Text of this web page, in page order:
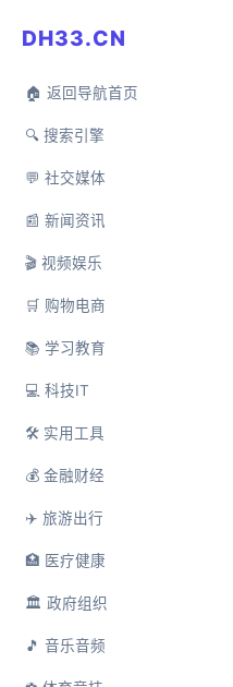
DH33.CN
🏠 返回导航首页
🔍 搜索引擎
💬 社交媒体
📰 新闻资讯
🎬 视频娱乐
🛒 购物电商
📚 学习教育
💻 科技IT
🛠️ 实用工具
💰 金融财经
✈️ 旅游出行
🏥 医疗健康
🏛️ 政府组织
🎵 音乐音频